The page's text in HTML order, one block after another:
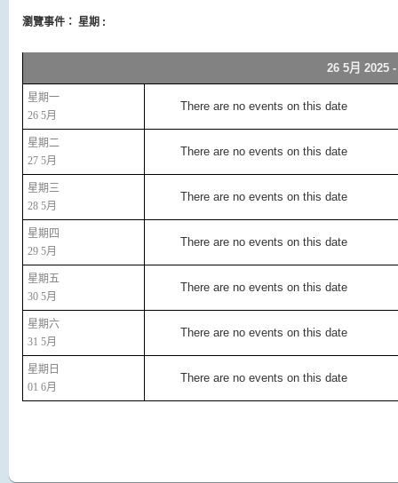
瀏覽事件： 星期 :
26 5月 2025
星期一
26 5月
There are no events on this date
星期二
27 5月
There are no events on this date
星期三
28 5月
There are no events on this date
星期四
29 5月
There are no events on this date
星期五
30 5月
There are no events on this date
星期六
31 5月
There are no events on this date
星期日
01 6月
There are no events on this date